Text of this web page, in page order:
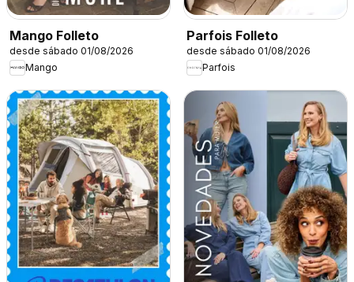
Mango Folleto
desde sábado 01/08/2026
Mango
Parfois Folleto
desde sábado 01/08/2026
Parfois